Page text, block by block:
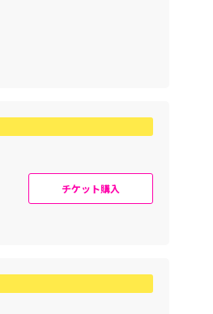
チケット購入